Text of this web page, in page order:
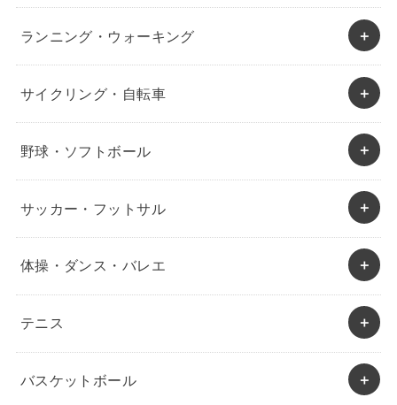
ランニング・ウォーキング
サイクリング・自転車
野球・ソフトボール
サッカー・フットサル
体操・ダンス・バレエ
テニス
バスケットボール